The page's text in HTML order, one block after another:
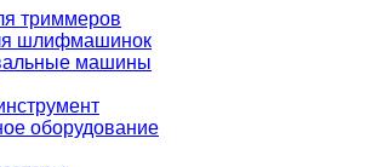
триммеров
шлифмашинок
машины
оборудование